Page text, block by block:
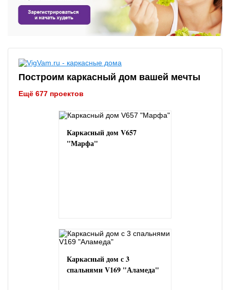
Построим каркасный дом вашей мечты
Ещё 677 проектов
Каркасный дом V657
"Марфа"
Каркасный дом с 3
спальнями V169 "Аламеда"